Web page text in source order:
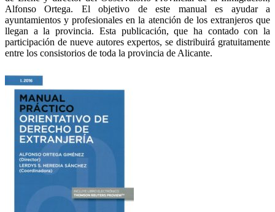
Alfonso Ortega. El objetivo de este manual es ayudar a
ayuntamientos y profesionales en la atención de los extranjeros que
llegan a la provincia. Esta publicación, que ha contado con la
participación de nueve autores expertos, se distribuirá gratuitamente
entre los consistorios de toda la provincia de Alicante.